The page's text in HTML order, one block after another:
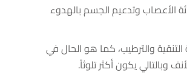
الأعصاب وتدعيم الجسم بالهدوء
التنقية والترطيب، كما هو الحال في
وبالتالي يكون أكثر تلوثاً.